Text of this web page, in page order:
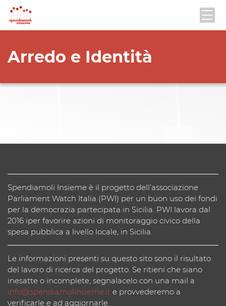
Arredo e Identità
Spendiamoli Insieme è il progetto dell’associazione
Parliament Watch Italia (PWI) per un buon uso dei fondi
per la democrazia partecipata in Sicilia. PWI lavora dal
2016 iper favorire azioni di monitoraggio civico della
spesa pubblica a livello locale, in Sicilia.
Le informazioni presenti su questo sito sono il risultato
del lavoro di ricerca del progetto. Se ritieni che siano
inesatte o incomplete, segnalacelo con una mail a
info@spendiamolinsieme.it e provvederemo a
verificarle e ad aggiornarle.